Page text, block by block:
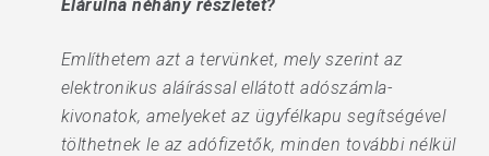
Elárulna néhány részletet?
Említhetem azt a tervünket, mely szerint az
elektronikus aláírással ellátott adószámla-
kivonatok, amelyeket az ügyfélkapu segítségével
tölthetnek le az adófizetők, minden további nélkül